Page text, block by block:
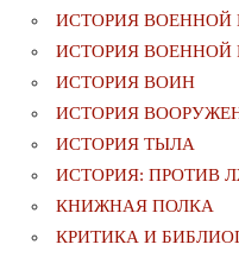
ИСТОРИЯ ВОЕННОЙ
ИСТОРИЯ ВОЕННОЙ
ИСТОРИЯ ВОИН
ИСТОРИЯ
ИСТОРИЯ ТЫЛА
ИСТОРИЯ: ПРОТИВ
КНИЖНАЯ ПОЛКА
КРИТИКА И